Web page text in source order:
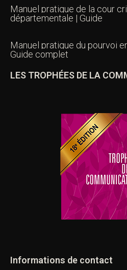
Manuel pratique de la cour
départementale | Guide
Manuel pratique du pourvoi
Guide complet
LES TROPHÉES DE LA
Informations de contact